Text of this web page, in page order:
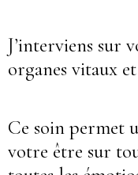
J’interviens sur
organes vitaux
Ce soin permet
votre être sur